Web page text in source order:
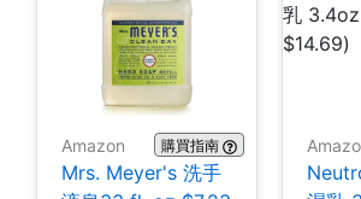
Amazon 購買指南
Mrs. Meyer's 洗手